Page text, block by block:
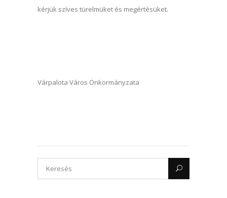
kérjük szíves türelmüket és megértésüket.
Várpalota Város Önkormányzata